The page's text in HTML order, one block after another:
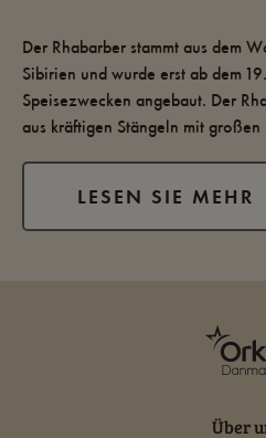
Der Rhabarber stammt aus dem
Sibirien und wurde erst ab dem
Speisezwecken angebaut. Der
aus kräftigen Stängeln mit großen
LESEN SIE MEHR
Über